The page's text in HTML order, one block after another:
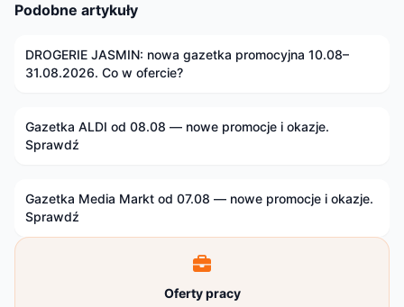
Podobne artykuły
DROGERIE JASMIN: nowa gazetka promocyjna 10.08–
31.08.2026. Co w ofercie?
Gazetka ALDI od 08.08 — nowe promocje i okazje.
Sprawdź
Gazetka Media Markt od 07.08 — nowe promocje i okazje.
Sprawdź
Oferty pracy